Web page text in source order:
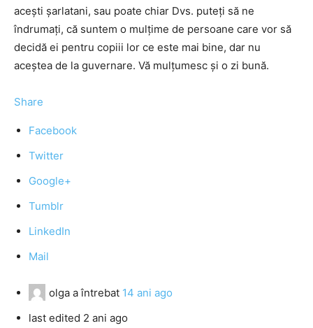
aceşti şarlatani, sau poate chiar Dvs. puteţi să ne
îndrumaţi, că suntem o mulţime de persoane care vor să
decidă ei pentru copiii lor ce este mai bine, dar nu
aceştea de la guvernare. Vă mulţumesc şi o zi bună.
Share
Facebook
Twitter
Google+
Tumblr
LinkedIn
Mail
olga a întrebat 14 ani ago
last edited 2 ani ago